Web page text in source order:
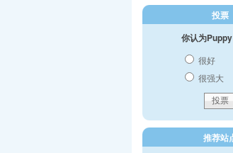
投票
你认为
很好
很强大
推荐站